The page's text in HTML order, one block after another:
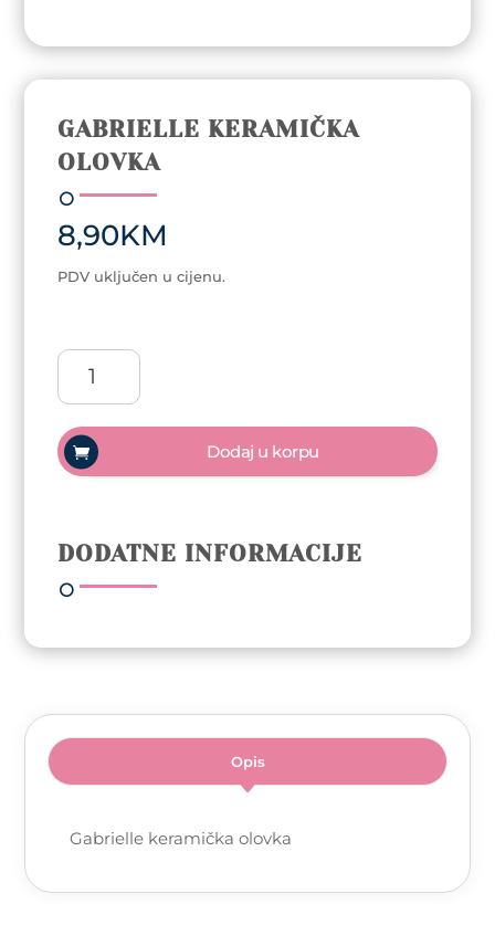
GABRIELLE KERAMIČKA
OLOVKA
8,90KM
PDV uključen u cijenu.
Gabrielle
keramička
olovka
količina
Dodaj u korpu
DODATNE INFORMACIJE
Opis
Gabrielle keramička olovka